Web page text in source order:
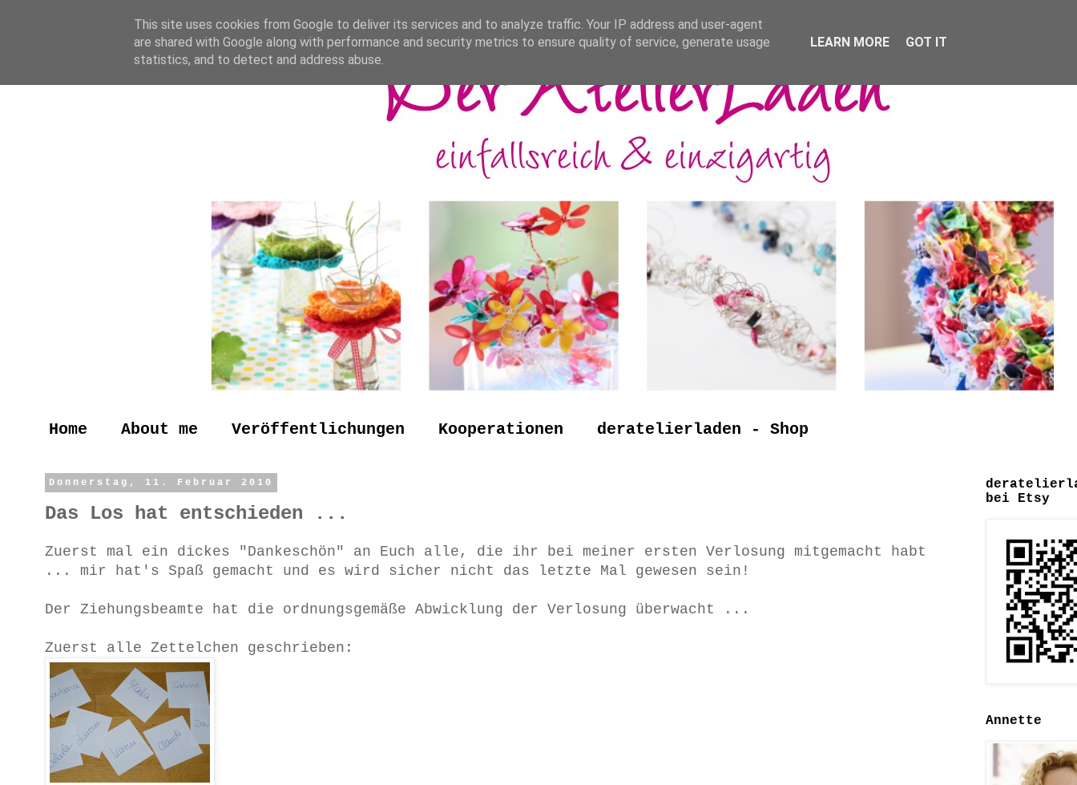
Home About me Veröffentlichungen Kooperationen deratelierladen - Shop
Donnerstag, 11. Februar 2010
Das Los hat entschieden ...
Zuerst mal ein dickes "Dankeschön" an Euch alle, die ihr bei meiner ersten Verlosung mitgemacht habt
... mir hat's Spaß gemacht und es wird sicher nicht das letzte Mal gewesen sein!
Der Ziehungsbeamte hat die ordnungsgemäße Abwicklung der Verlosung überwacht ...
Zuerst alle Zettelchen geschrieben:
bei Etsy
Annette
This site uses cookies from Google to deliver its services and to analyze traffic. Your IP address and user-agent
are shared with Google along with performance and security metrics to ensure quality of service, generate usage
statistics, and to detect and address abuse.
LEARN MORE GOT IT